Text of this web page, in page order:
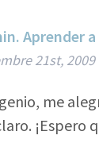
Aprender
21st, 2009
me
¡Espero